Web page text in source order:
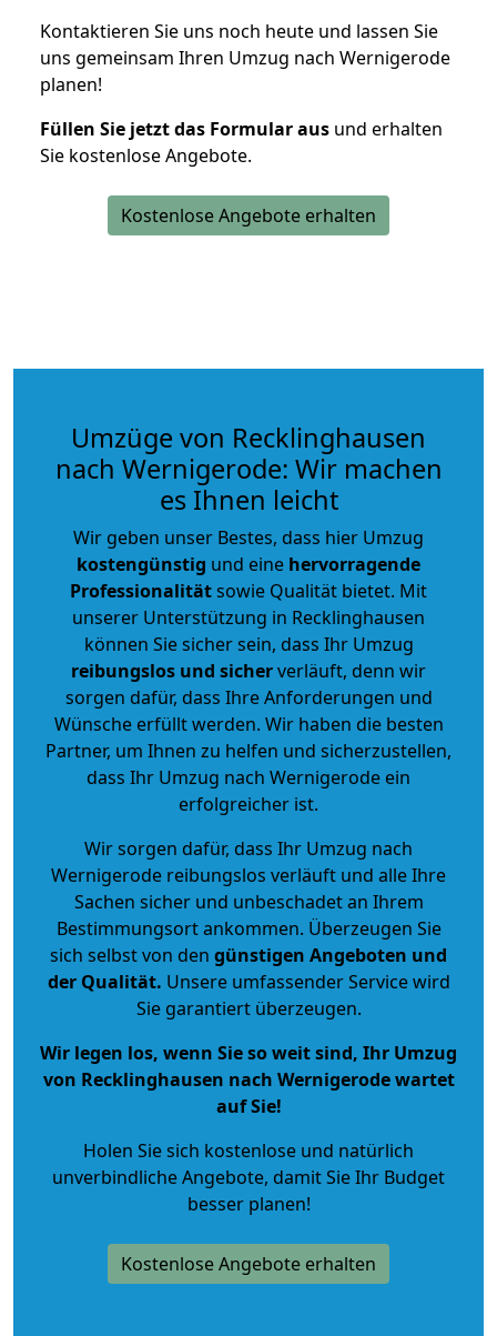
Kontaktieren Sie uns noch heute und lassen Sie
uns gemeinsam Ihren Umzug nach Wernigerode
planen!
Füllen Sie jetzt das Formular aus und erhalten
Sie kostenlose Angebote.
Kostenlose Angebote erhalten
Umzüge von Recklinghausen
nach Wernigerode: Wir machen
es Ihnen leicht
Wir geben unser Bestes, dass hier Umzug
kostengünstig und eine hervorragende
Professionalitätsowie Qualität bietet. Mit
unserer Unterstützung in Recklinghausen
können Sie sicher sein, dass Ihr Umzug
reibungslos und sicherverläuft, denn wir
sorgen dafür, dass Ihre Anforderungen und
Wünsche erfüllt werden. Wir haben die besten
Partner, um Ihnen zu helfen und sicherzustellen,
dass Ihr Umzug nach Wernigerode ein
erfolgreicher ist.
Wir sorgen dafür, dass Ihr Umzug nach
Wernigerode reibungslos verläuft und alle Ihre
Sachen sicher und unbeschadet an Ihrem
Bestimmungsort ankommen. Überzeugen Sie
sich selbst von den günstigen Angeboten und
der Qualität. Unsere umfassender Service wird
Sie garantiert überzeugen.
Wir legen los, wenn Sie so weit sind, Ihr Umzug
von Recklinghausen nach Wernigerode wartet
auf Sie!
Holen Sie sich kostenlose und natürlich
unverbindliche Angebote, damit Sie Ihr Budget
besser planen!
Kostenlose Angebote erhalten